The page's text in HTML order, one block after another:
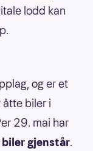
lodd kan
og er et
biler i
29. mai har
gjenstår.